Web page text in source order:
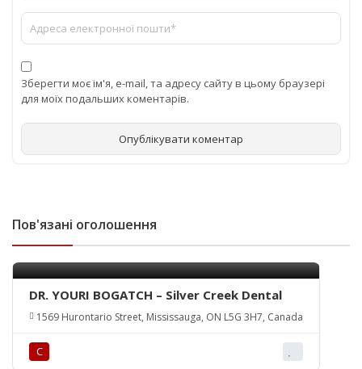
Зберегти моє ім'я, e-mail, та адресу сайту в цьому браузері
для моїх подальших коментарів.
Пов'язані оголошення
DR. YOURI BOGATCH – Silver Creek Dental
1569 Hurontario Street, Mississauga, ON L5G 3H7, Canada
С